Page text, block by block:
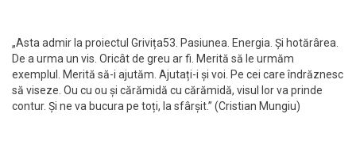
„Asta admir la proiectul Grivița53. Pasiunea. Energia. Și hotărârea.
De a urma un vis. Oricât de greu ar fi. Merită să le urmăm
exemplul. Merită să-i ajutăm. Ajutați-i și voi. Pe cei care îndrăznesc
să viseze. Ou cu ou și cărămidă cu cărămidă, visul lor va prinde
contur. Și ne va bucura pe toți, la sfârșit.” (Cristian Mungiu)